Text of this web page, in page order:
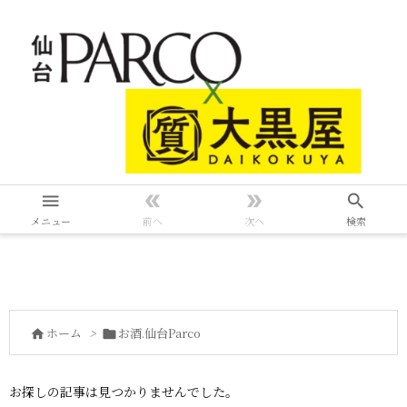

メニュー

前へ

次へ

検索
 ホーム > お酒.仙台Parco
お探しの記事は見つかりませんでした。